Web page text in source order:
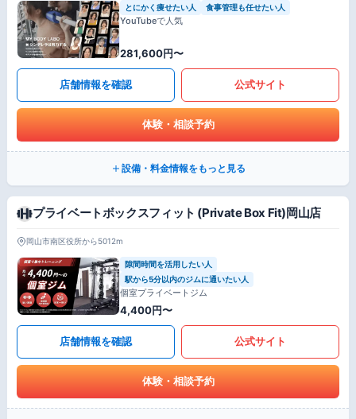
とにかく痩せたい人 食事管理も任せたい人
YouTubeで人気
281,600円〜
店舗情報を確認 公式サイト
体験・相談予約
設備・料金情報をもっと見る
プライベートボックスフィット (Private Box Fit)岡山店
岡山市南区役所から5012m
隙間時間を活用したい人
駅から5分以内のジムに通いたい人
個室プライベートジム
4,400円〜
店舗情報を確認 公式サイト
体験・相談予約